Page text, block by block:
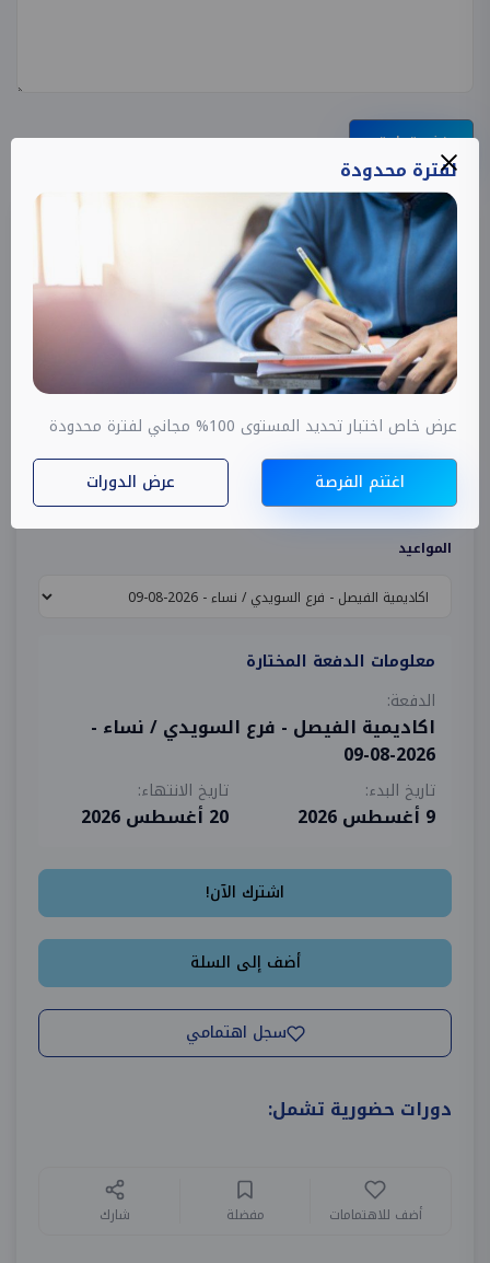
نشر تعليق
1,380
المواعيد
معلومات الدفعة المختارة
الدفعة:
اكاديمية الفيصل - فرع السويدي / نساء -
2026-08-09
تاريخ البدء:
9 أغسطس 2026
تاريخ الانتهاء:
20 أغسطس 2026
اشترك الآن!
أضف إلى السلة
سجل اهتمامي
دورات حضورية تشمل:
أضف للاهتمامات مفضلة شارك
لفترة محدودة
عرض خاص اختبار تحديد المستوى 100% مجاني لفترة محدودة
اغتنم الفرصة
عرض الدورات